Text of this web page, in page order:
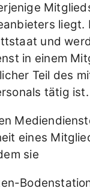
und
in einem
Teil des
tätig ist.
eines
sie